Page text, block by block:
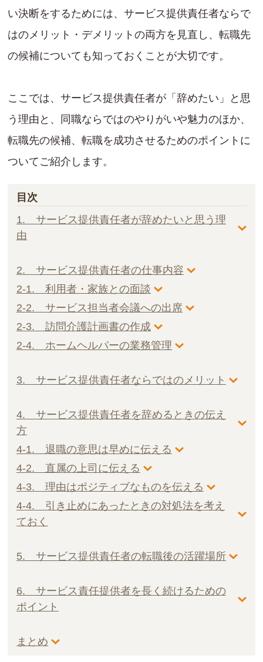
い決断をするためには、サービス提供責任者ならで
はのメリット・デメリットの両方を見直し、転職先
の候補についても知っておくことが大切です。
ここでは、サービス提供責任者が「辞めたい」と思
う理由と、同職ならではのやりがいや魅力のほか、
転職先の候補、転職を成功させるためのポイントに
ついてご紹介します。
目次
1. サービス提供責任者が辞めたいと思う理
由
2. サービス提供責任者の仕事内容
2-1. 利用者・家族との面談
2-2. サービス担当者会議への出席
2-3. 訪問介護計画書の作成
2-4. ホームヘルパーの業務管理
3. サービス提供責任者ならではのメリット
4. サービス提供責任者を辞めるときの伝え
方
4-1. 退職の意思は早めに伝える
4-2. 直属の上司に伝える
4-3. 理由はポジティブなものを伝える
4-4. 引き止めにあったときの対処法を考え
ておく
5. サービス提供責任者の転職後の活躍場所
6. サービス責任提供者を長く続けるための
ポイント
まとめ